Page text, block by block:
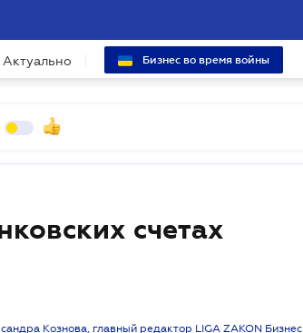
Актуально Бизнес во время войны
счетах
Кознова, главный редактор LIGA ZAKON Бизнес